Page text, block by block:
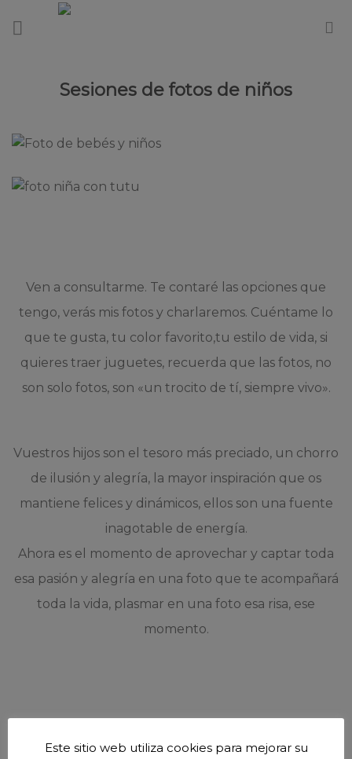
Sesiones de fotos de niños
Ven a consultarme. Te contaré las opciones que
tengo, verás mis fotos y charlaremos. Cuéntame lo
que te gusta, tu color favorito,tu estilo de vida, si
quieres traer juguetes, recuerda que las fotos, no
son solo fotos, son «un trocito de tí, siempre vivo».
Vuestros hijos son el tesoro más preciado, un chorro
de ilusión y alegría, la mayor inspiración que os
mantiene felices y dinámicos, ellos son una fuente
inagotable de energía.
Ahora es el momento de aprovechar y captar toda
esa pasión y alegría en una foto que te acompañará
toda la vida, plasmar en una foto esa risa, ese
momento.
Este sitio web utiliza cookies para mejorar su